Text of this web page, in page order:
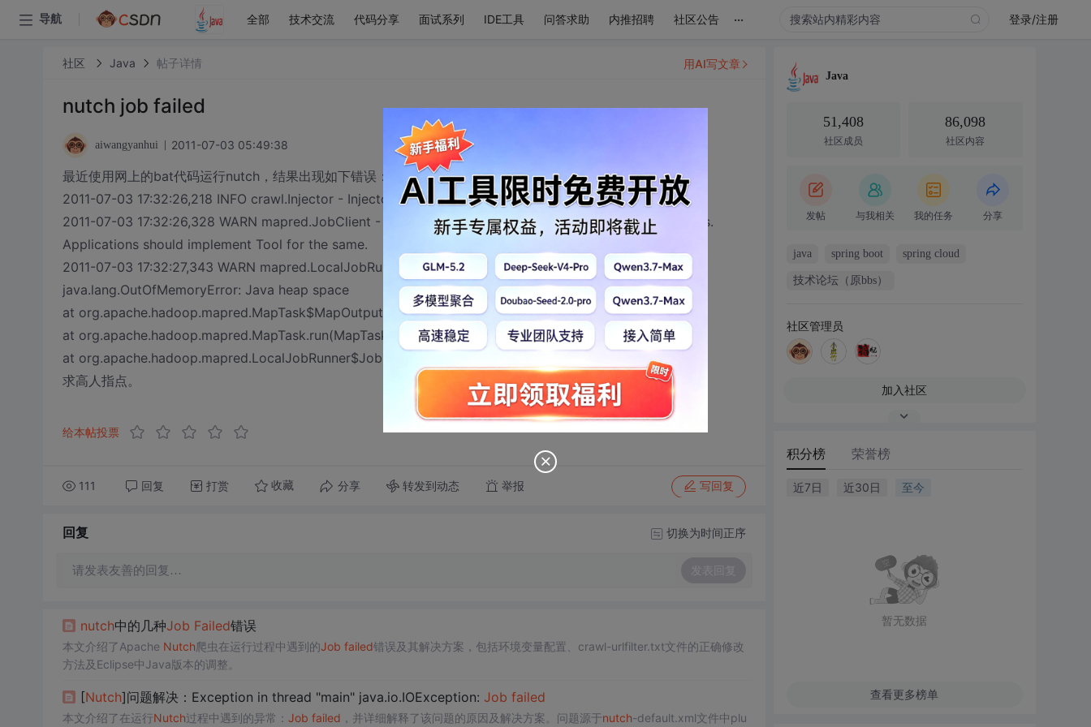
导航 全部 技术交流 代码分享 面试系列 IDE工具 问答求助 内推招聘 社区公告 ... 登录/注册
社区 Java 帖子详情
nutch job failed
aiwangyanhui 2011-07-03 05:49:38
最近使用网上的bat代码运行nutch，结果出现如下错误：
2011-07-03 17:32:26,218 INFO crawl.Injector - Injector: Converting injected urls to crawl db entries.
2011-07-03 17:32:26,328 WARN mapred.JobClient - Use GenericOptionsParser for parsing the arguments.
Applications should implement Tool for the same.
2011-07-03 17:32:27,343 WARN mapred.LocalJobRunner - job_local_0001
java.lang.OutOfMemoryError: Java heap space
at org.apache.hadoop.mapred.MapTask$MapOutputBuffer.<init>(MapTask.java:498)
at org.apache.hadoop.mapred.MapTask.run(MapTask.java:305)
at org.apache.hadoop.mapred.LocalJobRunner$Job.run(LocalJobRunner.java:138)
求高人指点。
给本帖投票
111 回复 打赏 收藏 分享 转发到动态 举报 写回复
用AI写文章
回复 切换为时间正序
请发表友善的回复… 发表回复
nutch中的几种Job Failed错误
本文介绍了Apache Nutch爬虫在运行过程中遇到的Job failed错误及其解决方案，包括环境变量配置、crawl-urlfilter.txt文件的正确修改
方法及Eclipse中Java版本的调整。
[Nutch]问题解决：Exception in thread "main" java.io.IOException: Job failed
本文介绍了在运行Nutch过程中遇到的异常： Job failed ，并详细解释了该问题的原因及解决方案。问题源于nutch-default.xml文件中plu
Java
51,408
社区成员
86,098
社区内容
发帖 与我相关 我的任务 分享
java spring boot spring cloud
技术论坛（原bbs）
社区管理员
加入社区
积分榜 荣誉榜
近7日 近30日 至今
暂无数据
查看更多榜单